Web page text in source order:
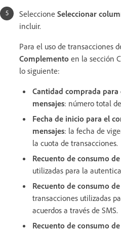
Seleccione Seleccionar
incluir.
Para el uso de transacciones
Complemento en la sección
lo siguiente:
Cantidad comprada
mensajes: número total
Fecha de inicio para el
mensajes: la fecha de
la cuota de transacciones.
Recuento de consumo
utilizadas para la
Recuento de consumo
transacciones utilizadas
acuerdos a través de SMS.
Recuento de consumo